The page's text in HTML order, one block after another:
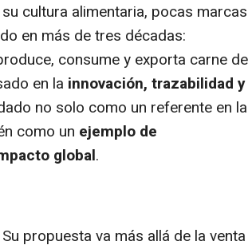
cultura alimentaria, pocas marcas
en más de tres décadas:
consume y exporta carne de
en la innovación, trazabilidad y
no solo como un referente en la
como un ejemplo de
global.
propuesta va más allá de la venta